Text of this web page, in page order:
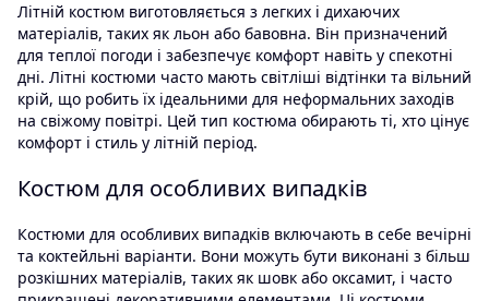
Літній костюм виготовляється з легких і дихаючих
матеріалів, таких як льон або бавовна. Він призначений
для теплої погоди і забезпечує комфорт навіть у спекотні
дні. Літні костюми часто мають світліші відтінки та вільний
крій, що робить їх ідеальними для неформальних заходів
на свіжому повітрі. Цей тип костюма обирають ті, хто цінує
комфорт і стиль у літній період.
Костюм для особливих випадків
Костюми для особливих випадків включають в себе вечірні
та коктейльні варіанти. Вони можуть бути виконані з більш
розкішних матеріалів, таких як шовк або оксамит, і часто